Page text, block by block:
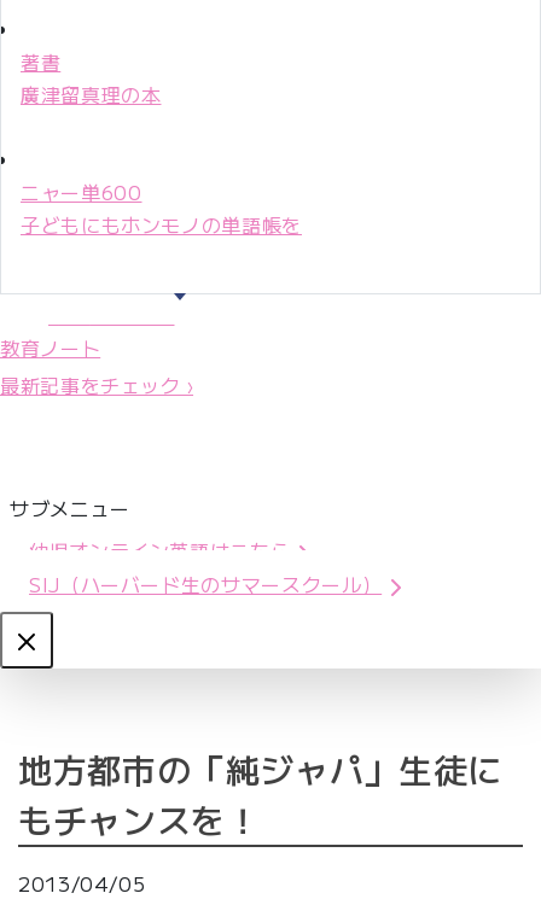
著書
廣津留真理の本
ニャー単600
子どもにもホンモノの単語帳を
教育ノート
最新記事をチェック ›
サブメニュー
幼児オンライン英語はこちら
SIJ（ハーバード生のサマースクール）
Close
地方都市の「純ジャパ」生徒に
もチャンスを！
2013/04/05